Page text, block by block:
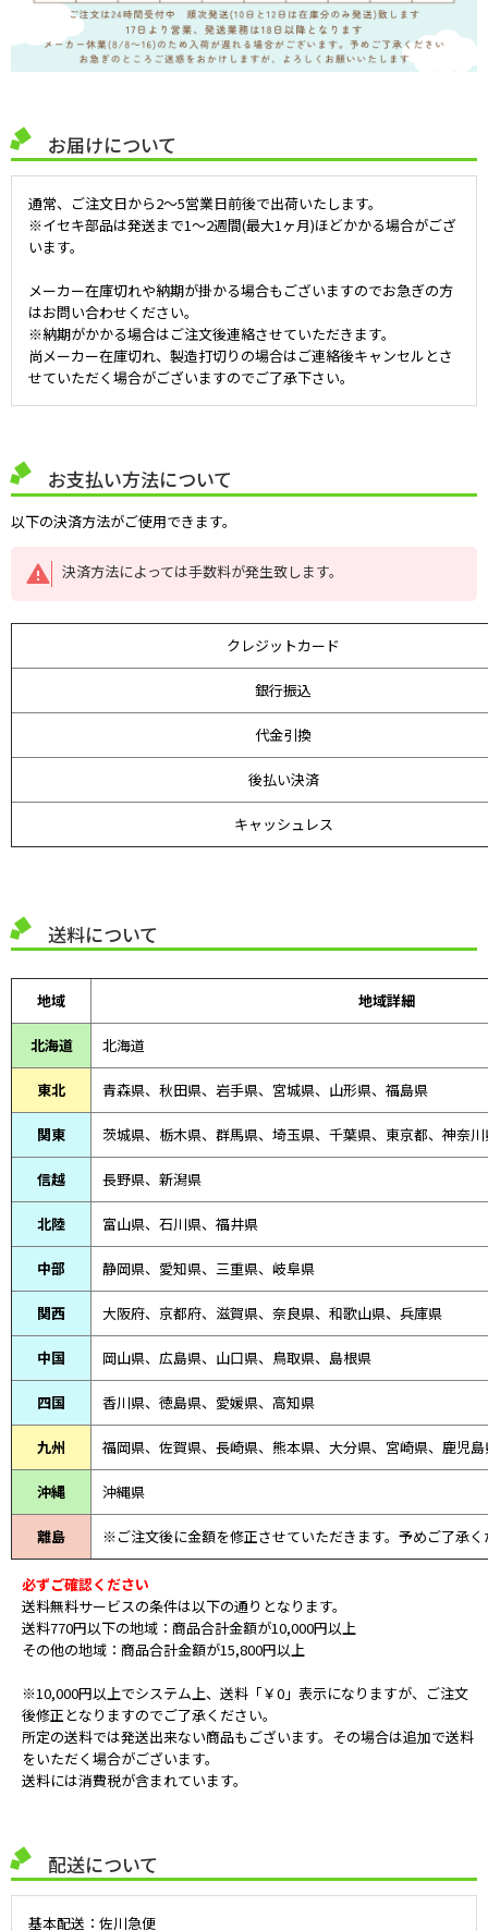
お届けについて
通常、ご注文日から2～5営業日前後で出荷いたします。
※イセキ部品は発送まで1～2週間(最大1ヶ月)ほどかかる場合がござ
います。
メーカー在庫切れや納期が掛かる場合もございますのでお急ぎの方
はお問い合わせください。
※納期がかかる場合はご注文後連絡させていただきます。
尚メーカー在庫切れ、製造打切りの場合はご連絡後キャンセルとさ
せていただく場合がございますのでご了承下さい。
お支払い方法について
以下の決済方法がご使用できます。
決済方法によっては手数料が発生致します。
クレジットカード
銀行振込
代金引換
後払い決済
キャッシュレス
送料について
地域 地域詳細
北海道 北海道
東北 青森県、 秋田県、 岩手県、宮城県、山形県、福島県
関東 茨城県、栃木県、群馬県、埼玉県、千葉県、東京都、神奈
信越 長野県、新潟県
北陸 富山県、 石川県、 福井県
中部 静岡県、 愛知県、 三重県、 岐阜県
関西 大阪府、京都府、滋賀県、奈良県、和歌山県、兵庫県
中国 岡山県、広島県、山口県、鳥取県、島根県
四国 香川県、徳島県、愛媛県、高知県
九州 福岡県、佐賀県、長崎県、熊本県、大分県、宮崎県、鹿児
沖縄 沖縄県
離島 ※ご注文後に金額を修正させていただきます。予めご了承く
必ずご確認ください
送料無料サービスの条件は以下の通りとなります。
送料770円以下の地域：商品合計金額が10,000円以上
その他の地域：商品合計金額が15,800円以上
※10,000円以上でシステム上、送料「￥0」表示になりますが、ご注文
後修正となりますのでご了承ください。
所定の送料では発送出来ない商品もございます。その場合は追加で送料
をいただく場合がございます。
送料には消費税が含まれています。
配送について
基本配送：佐川急便